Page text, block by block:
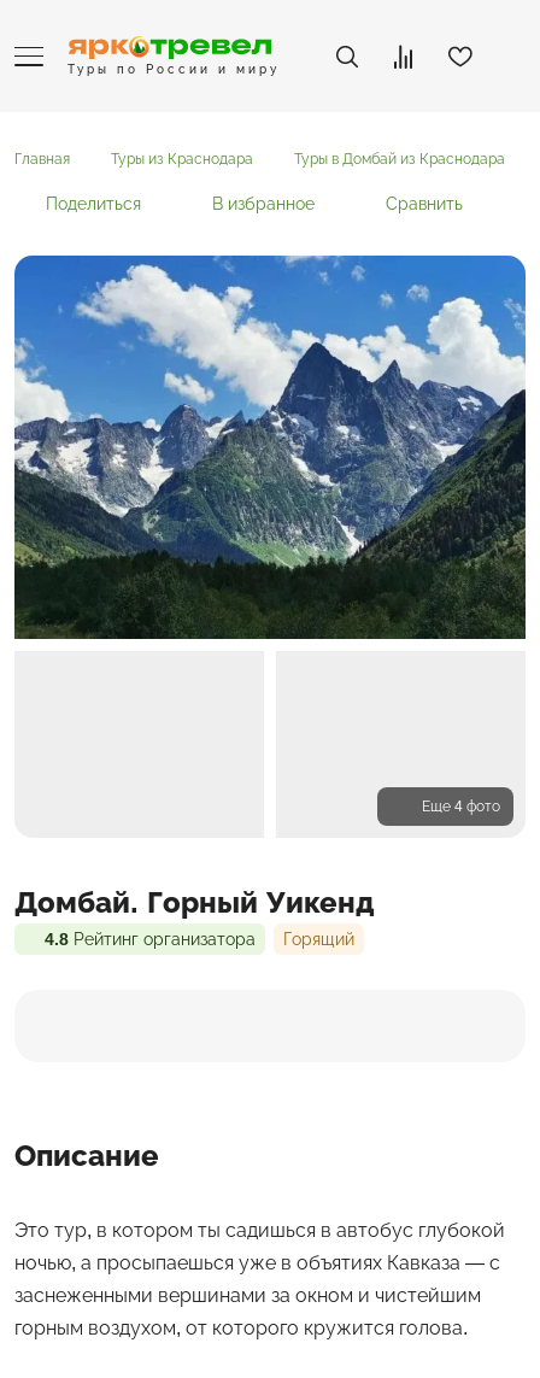
Туры по России и миру
Главная Туры из Краснодара Туры в Домбай из Краснодара
Поделиться В избранное Сравнить
Еще 4 фото
Программа Проживание Входит в стоимость
Домбай. Горный Уикенд
4.8 Рейтинг организатора Горящий
Описание
Это тур, в котором ты садишься в автобус глубокой
ночью, а просыпаешься уже в объятиях Кавказа — с
заснеженными вершинами за окном и чистейшим
горным воздухом, от которого кружится голова.